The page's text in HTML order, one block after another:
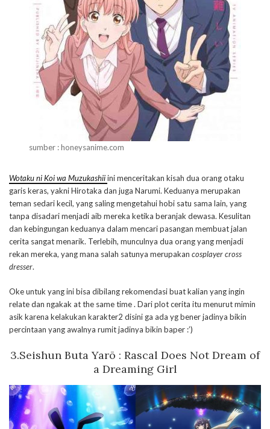
sumber : honeysanime.com
Wotaku ni Koi wa Muzukashiiini menceritakan kisah dua orang otaku
garis keras, yakni Hirotaka dan juga Narumi. Keduanya merupakan
teman sedari kecil, yang saling mengetahui hobi satu sama lain, yang
tanpa disadari menjadi aib mereka ketika beranjak dewasa. Kesulitan
dan kebingungan keduanya dalam mencari pasangan membuat jalan
cerita sangat menarik. Terlebih, munculnya dua orang yang menjadi
rekan mereka, yang mana salah satunya merupakan cosplayer cross
dresser.
Oke untuk yang ini bisa dibilang rekomendasi buat kalian yang ingin
relate dan ngakak at the same time . Dari plot cerita itu menurut mimin
asik karena kelakukan karakter2 disini ga ada yg bener jadinya bikin
percintaan yang awalnya rumit jadinya bikin baper :’)
3.Seishun Buta Yarō : Rascal Does Not Dream of
a Dreaming Girl